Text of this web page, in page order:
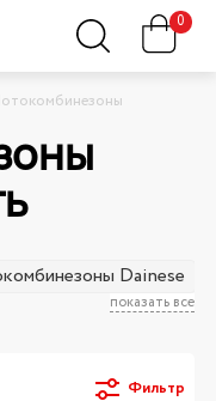
0
показать все
Dainese
Фильтр